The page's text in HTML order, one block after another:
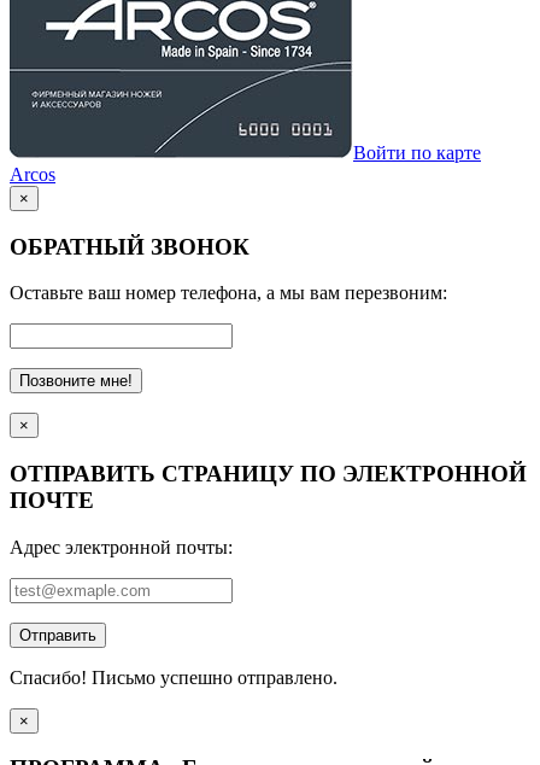
Войти по карте
Arcos
×
ОБРАТНЫЙ ЗВОНОК
Оставьте ваш номер телефона, а мы вам перезвоним:
Позвоните мне!
×
ОТПРАВИТЬ СТРАНИЦУ ПО ЭЛЕКТРОННОЙ
ПОЧТЕ
Адрес электронной почты:
Отправить
Спасибо! Письмо успешно отправлено.
×